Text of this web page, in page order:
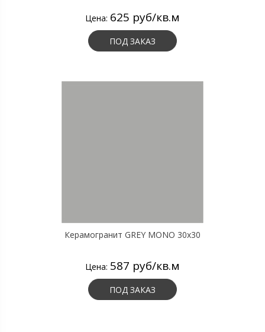
Цена: 625 руб/кв.м
ПОД ЗАКАЗ
Керамогранит GREY MONO 30х30
Цена: 587 руб/кв.м
ПОД ЗАКАЗ